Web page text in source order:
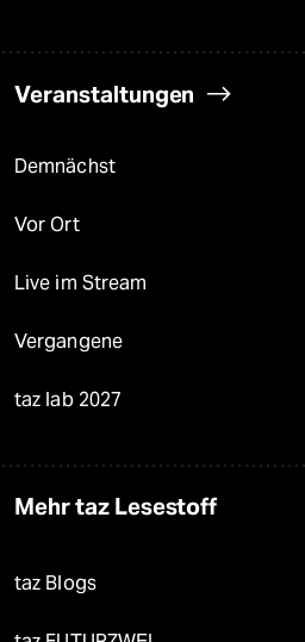
Veranstaltungen
Demnächst
Vor Ort
Live im Stream
Vergangene
taz lab 2027
Mehr taz Lesestoff
taz Blogs